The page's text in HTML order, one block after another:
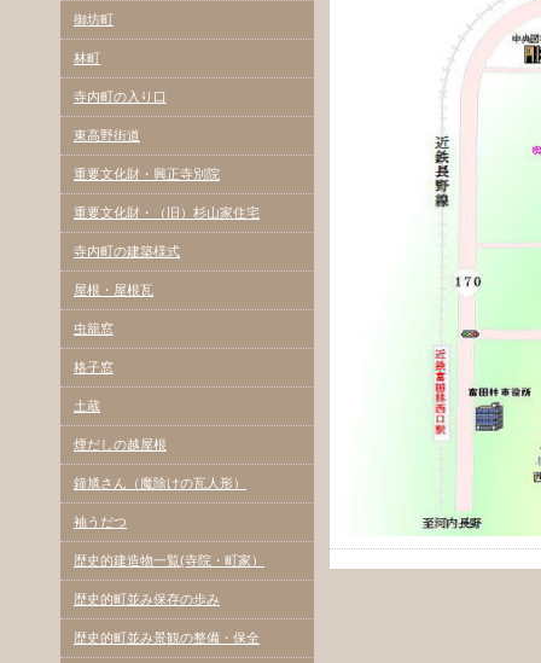
御坊町
林町
寺内町の入り口
東高野街道
重要文化財・興正寺別院
重要文化財・（旧）杉山家住宅
寺内町の建築様式
屋根・屋根瓦
虫籠窓
格子窓
土蔵
煙だしの越屋根
鐘馗さん（魔除けの瓦人形）
袖うだつ
歴史的建造物一覧(寺院・町家）
歴史的町並み保存の歩み
歴史的町並み景観の整備・保全